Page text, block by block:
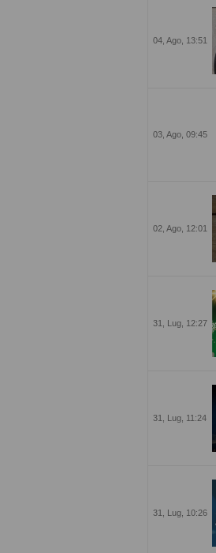
04, Ago, 13:51
03, Ago, 09:45
02, Ago, 12:01
31, Lug, 12:27
31, Lug, 11:24
31, Lug, 10:26